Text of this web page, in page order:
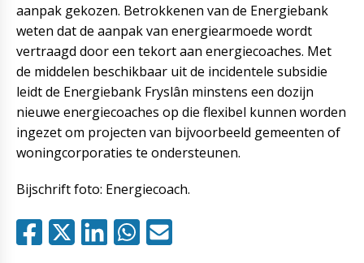
aanpak gekozen. Betrokkenen van de Energiebank
weten dat de aanpak van energiearmoede wordt
vertraagd door een tekort aan energiecoaches. Met
de middelen beschikbaar uit de incidentele subsidie
leidt de Energiebank Fryslân minstens een dozijn
nieuwe energiecoaches op die flexibel kunnen worden
ingezet om projecten van bijvoorbeeld gemeenten of
woningcorporaties te ondersteunen.
Bijschrift foto: Energiecoach.